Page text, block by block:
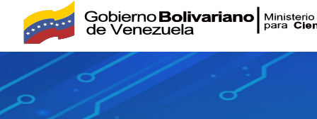
contenido